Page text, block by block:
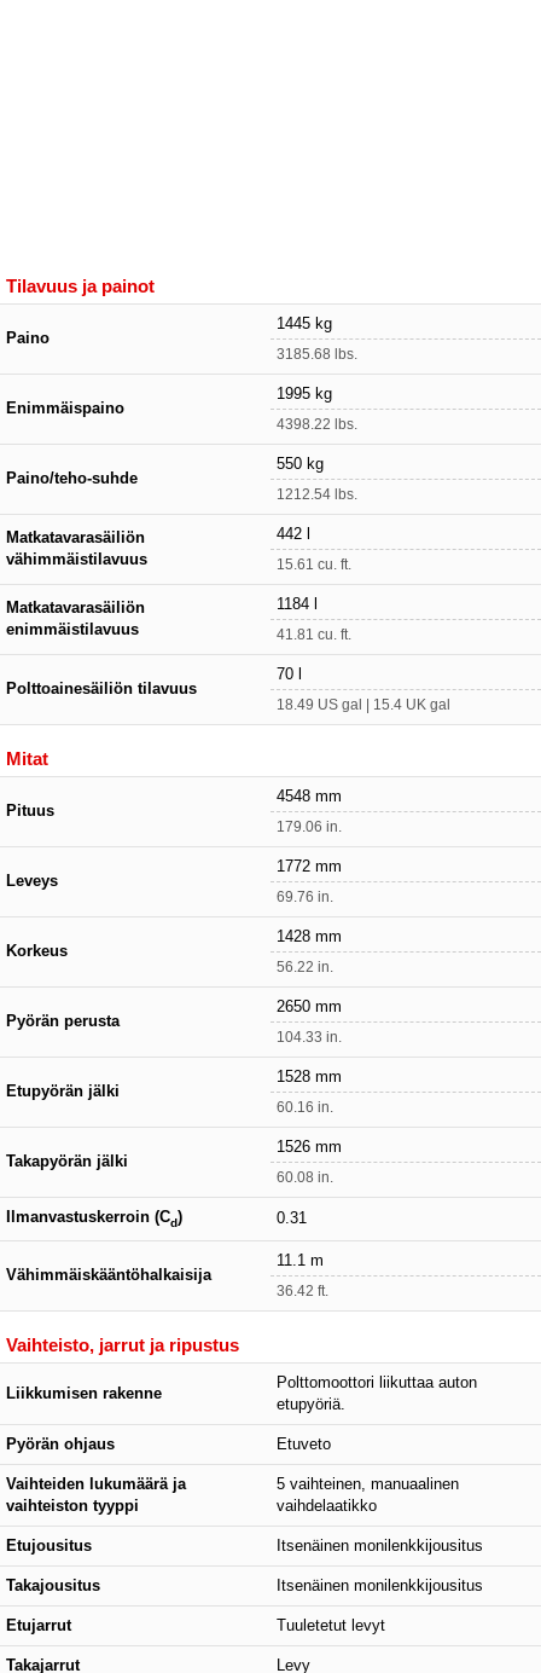
Tilavuus ja painot
Paino
1445 kg
3185.68 lbs.
Enimmäispaino
1995 kg
4398.22 lbs.
Paino/teho-suhde
550 kg
1212.54 lbs.
Matkatavarasäiliön
vähimmäistilavuus
442 l
15.61 cu. ft.
Matkatavarasäiliön
enimmäistilavuus
1184 l
41.81 cu. ft.
Polttoainesäiliön tilavuus
70 l
18.49 US gal | 15.4 UK gal
Mitat
Pituus
4548 mm
179.06 in.
Leveys
1772 mm
69.76 in.
Korkeus
1428 mm
56.22 in.
Pyörän perusta
2650 mm
104.33 in.
Etupyörän jälki
1528 mm
60.16 in.
Takapyörän jälki
1526 mm
60.08 in.
Ilmanvastuskerroin (Cd) 0.31
Vähimmäiskääntöhalkaisija
11.1 m
36.42 ft.
Vaihteisto, jarrut ja ripustus
Liikkumisen rakenne
Polttomoottori liikuttaa auton
etupyöriä.
Pyörän ohjaus Etuveto
Vaihteiden lukumäärä ja
vaihteiston tyyppi
5 vaihteinen, manuaalinen
vaihdelaatikko
Etujousitus Itsenäinen monilenkkijousitus
Takajousitus Itsenäinen monilenkkijousitus
Etujarrut Tuuletetut levyt
Takajarrut Levy